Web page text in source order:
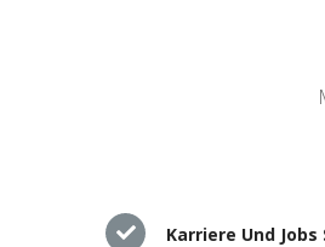
Karriere Und Jobs